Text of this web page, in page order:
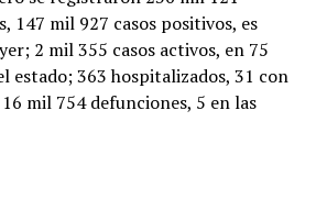
147 mil 927 casos positivos, es
2 mil 355 casos activos, en 75
estado; 363 hospitalizados, 31 con
mil 754 defunciones, 5 en las